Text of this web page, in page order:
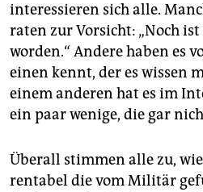
interessieren sich alle.
raten zur Vorsicht: „Noch
worden.“ Andere haben es
einen kennt, der es wissen
einem anderen hat es im
ein paar wenige, die gar
Überall stimmen alle zu,
rentabel die vom Militär